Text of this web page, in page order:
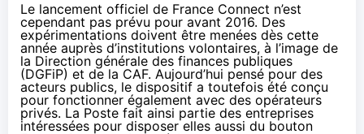
Le lancement officiel de France Connect n’est
cependant pas prévu pour avant 2016. Des
expérimentations doivent être menées dès cette
année auprès d’institutions volontaires, à l’image de
la Direction générale des finances publiques
(DGFiP) et de la CAF. Aujourd’hui pensé pour des
acteurs publics, le dispositif a toutefois été conçu
pour fonctionner également avec des opérateurs
privés. La Poste fait ainsi partie des entreprises
intéressées pour disposer elles aussi du bouton